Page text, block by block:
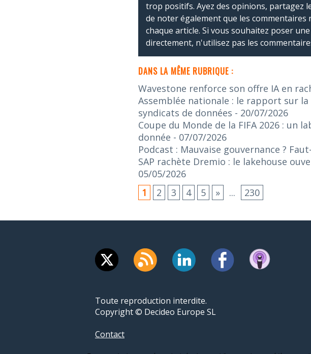
trop positifs. Ayez des opinions, partagez
de noter également que les
chaque article. Si vous souhaitez poser
directement, n'utilisez pas les
DANS LA MÊME RUBRIQUE :
Wavestone renforce son offre IA en
Assemblée nationale : le rapport sur
syndicats de données - 20/07/2026
Coupe du Monde de la FIFA 2026 :
donnée - 07/07/2026
Podcast : Mauvaise gouvernance ?
SAP rachète Dremio : le lakehouse
05/05/2026
1
2 3 4 5 » ... 230
Toute reproduction interdite.
Copyright © Decideo Europe SL
Contact